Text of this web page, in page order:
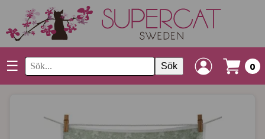
☰ Sök 0